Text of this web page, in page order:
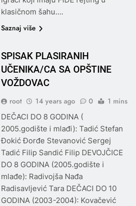
klasičnom šahu….
Saznaj više
SPISAK PLASIRANIH
UČENIKA/CA SA OPŠTINE
VOŽDOVAC
root 14 years ago 0 1 mins
DEČACI DO 8 GODINA (
2005.godište i mlađi): Tadić Stefan
Đokić Đorđe Stevanović Sergej
Tadić Filip Sandić Filip DEVOJČICE
DO 8 GODINA (2005.godište i
mlađe): Radivojša Nađa
Radisavljević Tara DEČACI DO 10
GODINA (2003-2004): Kovačević